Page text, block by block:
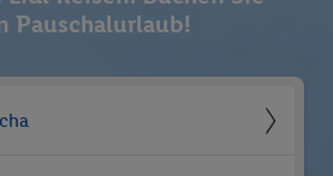
Pauschalurlaub!